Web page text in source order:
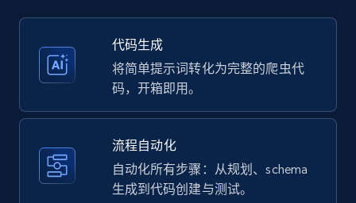
Amazon products - Collects products by
price, Currency, Availability, Reviews count, and
more.
代码生成
将简单提示词转化为完整的爬虫代
码，开箱即用。
流程自动化
自动化所有步骤：从规划、schema
生成到代码创建与测试。